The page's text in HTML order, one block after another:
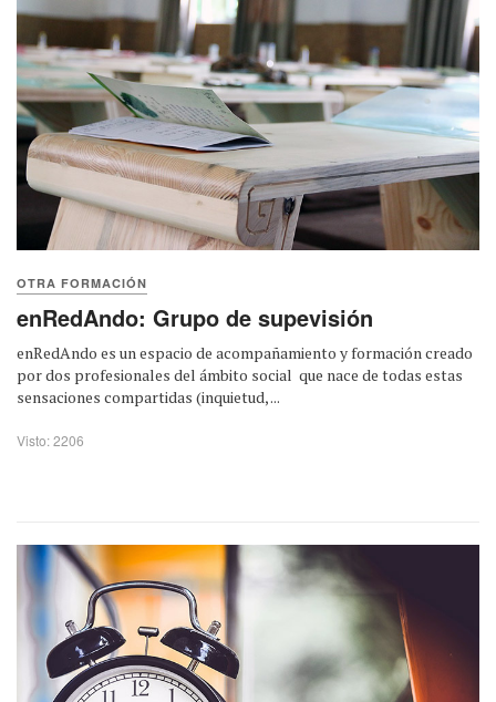
OTRA FORMACIÓN
enRedAndo: Grupo de supevisión
enRedAndo es un espacio de acompañamiento y formación creado
por dos profesionales del ámbito social que nace de todas estas
sensaciones compartidas (inquietud, ...
Visto: 2206